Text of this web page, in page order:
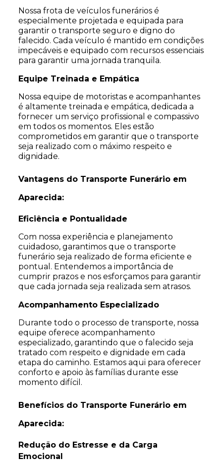
Nossa frota de veículos funerários é
especialmente projetada e equipada para
garantir o transporte seguro e digno do
falecido. Cada veículo é mantido em condições
impecáveis e equipado com recursos essenciais
para garantir uma jornada tranquila.
Equipe Treinada e Empática
Nossa equipe de motoristas e acompanhantes
é altamente treinada e empática, dedicada a
fornecer um serviço profissional e compassivo
em todos os momentos. Eles estão
comprometidos em garantir que o transporte
seja realizado com o máximo respeito e
dignidade.
Vantagens do Transporte Funerário em
Aparecida:
Eficiência e Pontualidade
Com nossa experiência e planejamento
cuidadoso, garantimos que o transporte
funerário seja realizado de forma eficiente e
pontual. Entendemos a importância de
cumprir prazos e nos esforçamos para garantir
que cada jornada seja realizada sem atrasos.
Acompanhamento Especializado
Durante todo o processo de transporte, nossa
equipe oferece acompanhamento
especializado, garantindo que o falecido seja
tratado com respeito e dignidade em cada
etapa do caminho. Estamos aqui para oferecer
conforto e apoio às famílias durante esse
momento difícil.
Benefícios do Transporte Funerário em
Aparecida:
Redução do Estresse e da Carga
Emocional